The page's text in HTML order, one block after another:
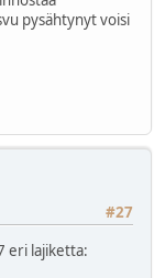
pysähtynyt voisi
#27
eri lajiketta: